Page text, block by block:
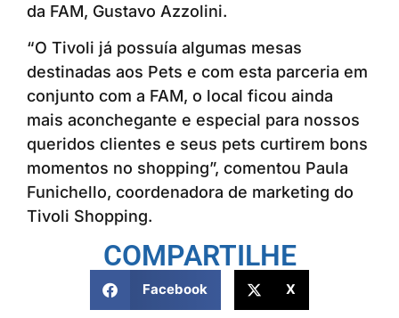
da FAM, Gustavo Azzolini.
“O Tivoli já possuía algumas mesas
destinadas aos Pets e com esta parceria em
conjunto com a FAM, o local ficou ainda
mais aconchegante e especial para nossos
queridos clientes e seus pets curtirem bons
momentos no shopping”, comentou Paula
Funichello, coordenadora de marketing do
Tivoli Shopping.
COMPARTILHE
Facebook X